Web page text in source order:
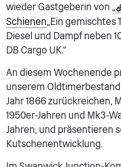
wieder Gastgeberin von „
Schienen„Ein
Diesel und Dampf neben
DB Cargo UK.“
An diesem Wochenende
unserem
Jahr 1866 zurückreichen,
1950er-Jahren und Mk3-
Jahren, und präsentieren
Kutschenentwicklung.